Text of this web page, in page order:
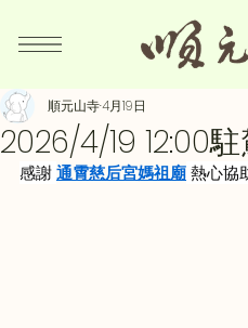
2026/4/19 12:00
順元山寺4月19日
感謝 通霄慈后宮媽祖廟 熱心協